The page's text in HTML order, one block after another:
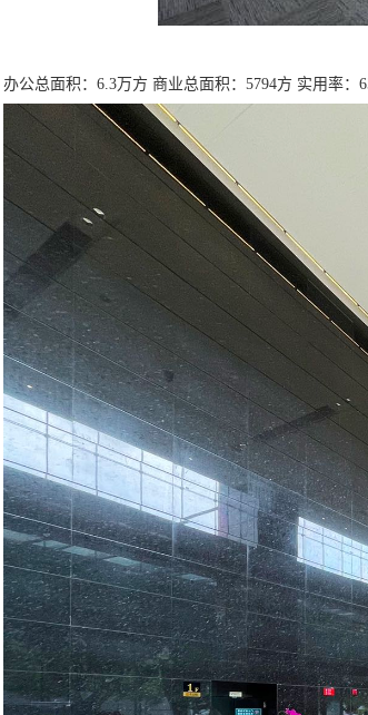
办公总面积：6.3万方 商业总面积：5794方 实用率：